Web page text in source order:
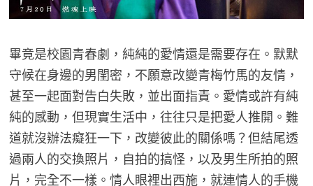
畢竟是校園青春劇，純純的愛情還是需要存在。默默
守候在身邊的男閨密，不願意改變青梅竹馬的友情，
甚至一起面對告白失敗，並出面指責。愛情或許有純
純的感動，但現實生活中，往往只是把愛人推開。難
道就沒辦法癡狂一下，改變彼此的關係嗎？但結尾透
過兩人的交換照片，自拍的搞怪，以及男生所拍的照
片，完全不一樣。情人眼裡出西施，就連情人的手機